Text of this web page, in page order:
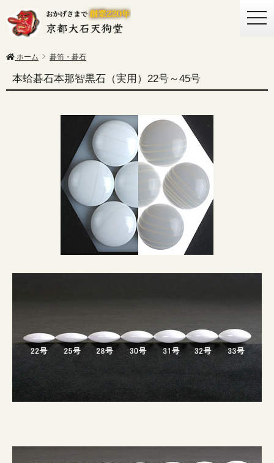
ホーム 碁笥・碁石
本蛤碁石本那智黒石（実用）22号～45号